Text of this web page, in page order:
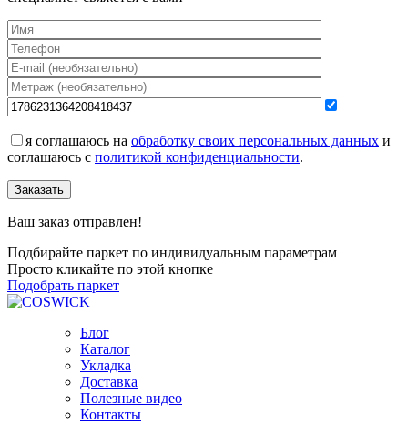
я соглашаюсь на обработку своих персональных данных и
соглашаюсь с политикой конфиденциальности.
Заказать
Ваш заказ отправлен!
Подбирайте паркет по индивидуальным параметрам
Просто кликайте по этой кнопке
Подобрать паркет
Блог
Каталог
Укладка
Доставка
Полезные видео
Контакты